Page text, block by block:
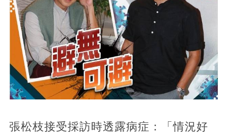
張松枝接受採訪時透露病症：「情況好